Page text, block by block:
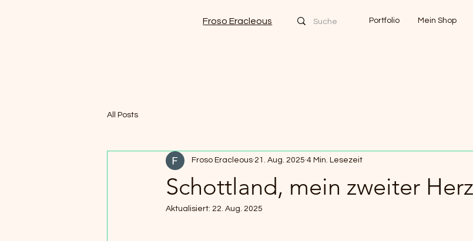
Froso Eracleous Portfolio Mein Shop
All Posts
Schottland, mein zweiter
Froso Eracleous 21. Aug. 2025 4 Min. Lesezeit
Aktualisiert: 22. Aug. 2025